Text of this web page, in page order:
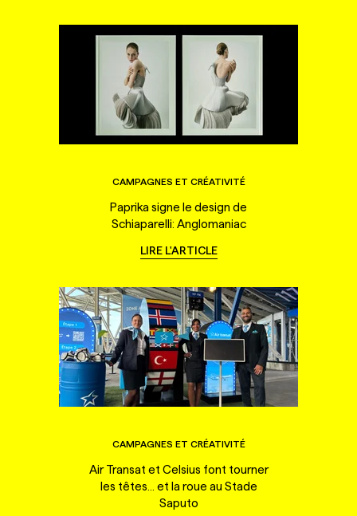
CAMPAGNES ET CRÉATIVITÉ
Paprika signe le design de
Schiaparelli: Anglomaniac
LIRE L'ARTICLE
CAMPAGNES ET CRÉATIVITÉ
Air Transat et Celsius font tourner
les têtes... et la roue au Stade
Saputo